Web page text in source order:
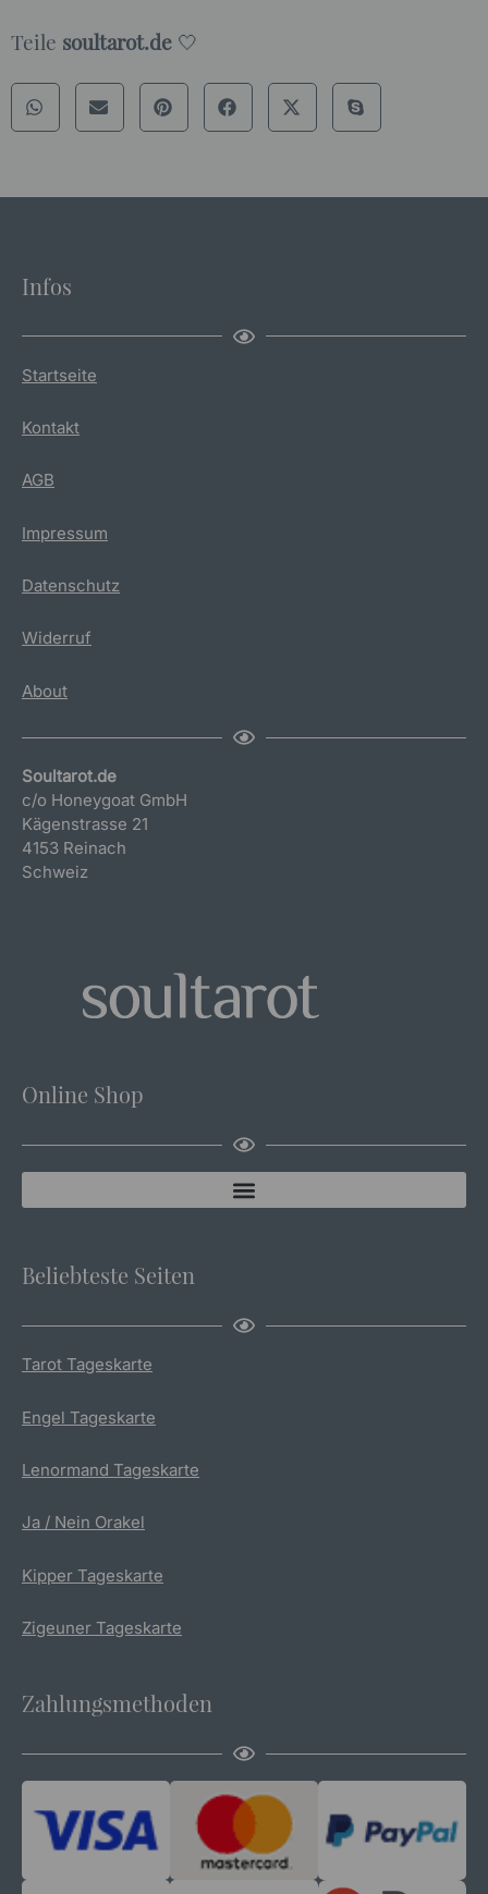
Teile soultarot.de 🤍
Infos
Startseite
Kontakt
AGB
Impressum
Datenschutz
Widerruf
About
Soultarot.de
c/o Honeygoat GmbH
Kägenstrasse 21
4153 Reinach
Schweiz
Online Shop
Beliebteste Seiten
Tarot Tageskarte
Engel Tageskarte
Lenormand Tageskarte
Ja / Nein Orakel
Kipper Tageskarte
Zigeuner Tageskarte
Zahlungsmethoden